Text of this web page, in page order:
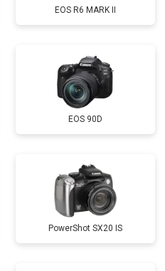
EOS R6 MARK II
EOS 90D
PowerShot SX20 IS